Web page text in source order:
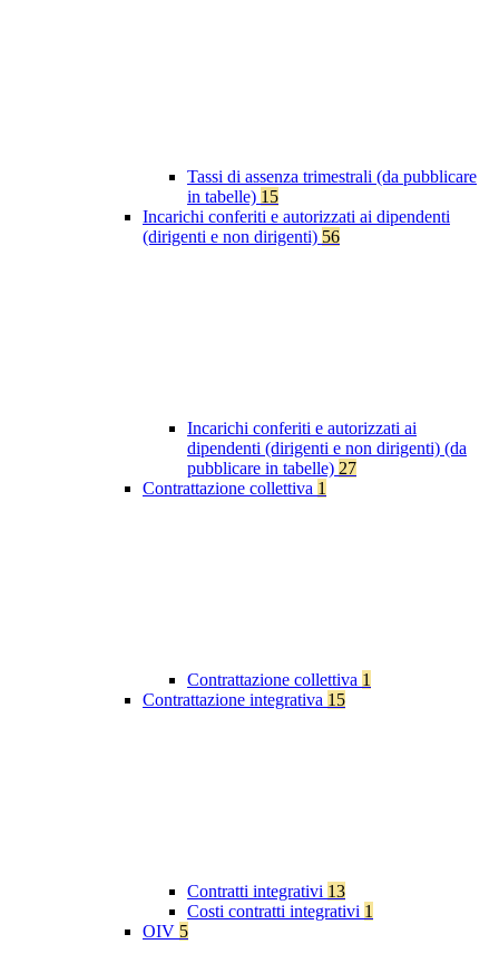
Tassi di assenza trimestrali (da pubblicare
in tabelle) 15
Incarichi conferiti e autorizzati ai dipendenti
(dirigenti e non dirigenti) 56
Incarichi conferiti e autorizzati ai
dipendenti (dirigenti e non dirigenti) (da
pubblicare in tabelle) 27
Contrattazione collettiva 1
Contrattazione collettiva 1
Contrattazione integrativa 15
Contratti integrativi 13
Costi contratti integrativi 1
OIV 5